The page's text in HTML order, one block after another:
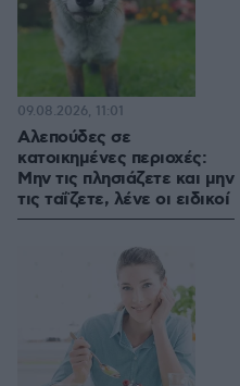
Αλεπούδες σε
κατοικημένες περιοχές:
Μην τις πλησιάζετε και μην
τις ταΐζετε, λένε οι ειδικοί
09.08.2026, 11:01